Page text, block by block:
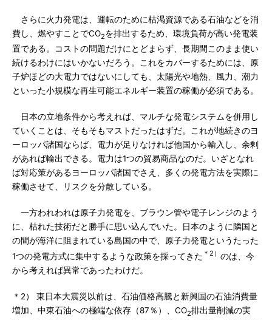
さらに火力発電は、運転のために枯渇資源である石油などを消
費し、燃やすことでCO2を排出するため、環境負荷が高い発電装
置である。コストの問題だけにとどまらず、長期間このまま使い
続けるわけにはいかないだろう。これをカバーするためには、原
子炉ほどの大電力ではないにしても、太陽光や地熱、風力、潮力
といった小規模な再生可能エネルギー装置の稼働が必須である。
日本の立地条件から考えれば、マルチな発電システムを併用し
ていくことは、そもそもマストだったはずだ。これが地続きのヨ
ーロッパ諸国ならば、電力が足りなければ他国から輸入し、余剰
があれば輸出できる。電力は1つの貿易商品なのだ。いざとなれ
ば対応策があるヨーロッパ諸国でさえ、多くの発電方法を実際に
稼働させて、リスクを分散している。
一方われわれは原子力発電を、ブラウン管や電子レンジのよう
に、枯れた技術だと勝手に思い込んでいた。日本のように隣国と
の間が海洋に阻まれている島国の中で、原子力発電というたった
1つの発電方式に集中するような政策を採ってきた ＊2） のは、今
から考えれば異常であったわけだ。
＊2） 東日本大震災以前は、石油価格高騰と新興国の石油消費量
増加、中東石油への極端な依存（87％）、CO2排出量削減の実